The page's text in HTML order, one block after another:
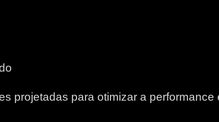
projetadas para otimizar a performance